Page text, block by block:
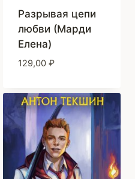
Разрывая цепи
любви (Марди
Елена)
129,00 ₽